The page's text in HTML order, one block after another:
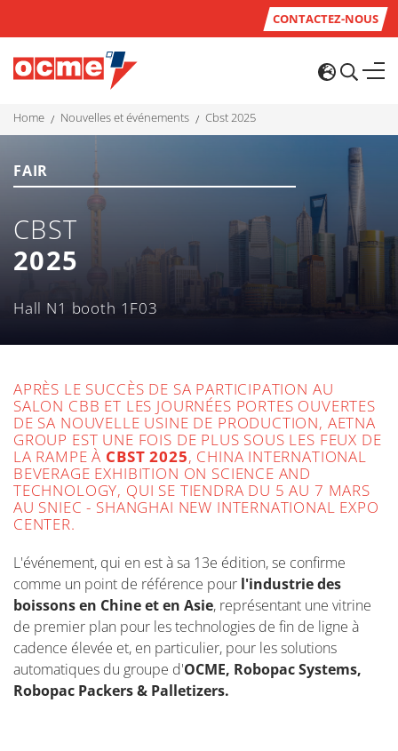
CONTACTEZ-NOUS
home nouvelles et événements cbst 2025
FAIR
CBST
2025
Hall N1 booth 1F03
APRÈS LE SUCCÈS DE SA PARTICIPATION AU
SALON CBB ET LES JOURNÉES PORTES OUVERTES
DE SA NOUVELLE USINE DE PRODUCTION, AETNA
GROUP EST UNE FOIS DE PLUS SOUS LES FEUX DE
LA RAMPE À CBST 2025, CHINA INTERNATIONAL
BEVERAGE EXHIBITION ON SCIENCE AND
TECHNOLOGY, QUI SE TIENDRA DU 5 AU 7 MARS
AU SNIEC - SHANGHAI NEW INTERNATIONAL EXPO
CENTER.
L'événement, qui en est à sa 13e édition, se confirme
comme un point de référence pour l'industrie des
boissons en Chine et en Asie, représentant une vitrine
de premier plan pour les technologies de fin de ligne à
cadence élevée et, en particulier, pour les solutions
automatiques du groupe d'OCME, Robopac Systems,
Robopac Packers & Palletizers.